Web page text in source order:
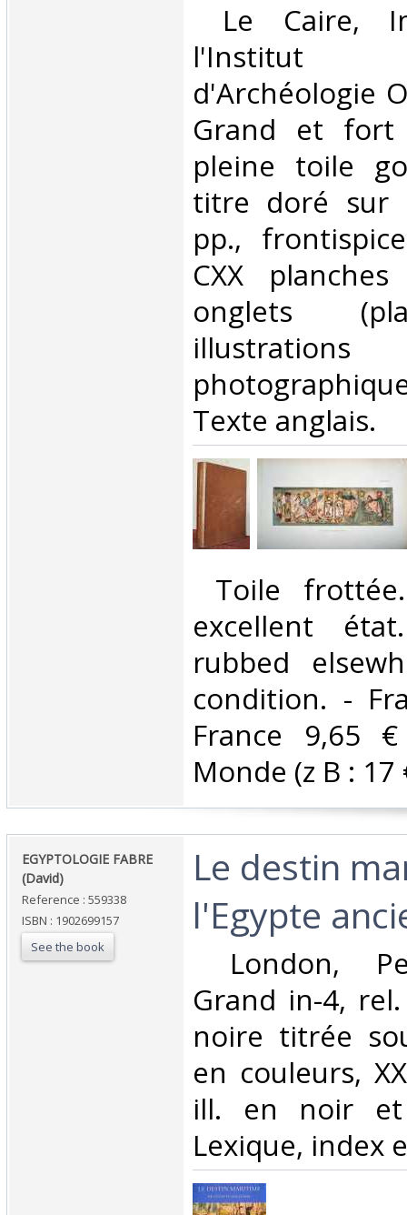
Le Caire,
l'Institut
d'Archéologie
Grand et
pleine toile
titre doré sur
pp.,
CXX
onglets
illustrations
Texte anglais. ‎
Toile
excellent
rubbed
condition. -
France 9,65
Monde (z B : 17
‎EGYPTOLOGIE FABRE
(David)‎
Reference : 559338
ISBN : 1902699157
See the book
‎Le destin
l'Egypte
London,
Grand in-4,
noire titrée
en couleurs,
ill. en noir et
Lexique, index